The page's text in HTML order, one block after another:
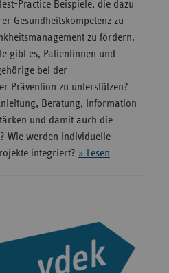
Practice Beispiele, die dazu
Gesundheitskompetenz zu
zu fördern.
gibt es, Patientinnen und
bei der
Prävention zu unterstützen?
Beratung, Information
und damit auch die
Wie werden individuelle
integriert? » Lesen